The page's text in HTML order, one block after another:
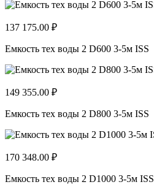
137 175.00 ₽
Емкость тех воды 2 D600 3-5м ISS
149 355.00 ₽
Емкость тех воды 2 D800 3-5м ISS
170 348.00 ₽
Емкость тех воды 2 D1000 3-5м ISS